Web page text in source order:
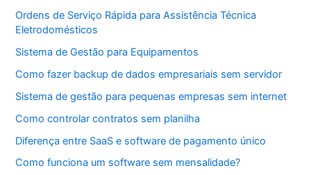
Ordens de Serviço Rápida para Assistência Técnica
Eletrodomésticos
Sistema de Gestão para Equipamentos
Como fazer backup de dados empresariais sem servidor
Sistema de gestão para pequenas empresas sem internet
Como controlar contratos sem planilha
Diferença entre SaaS e software de pagamento único
Como funciona um software sem mensalidade?